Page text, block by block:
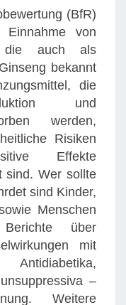
(BfR)
von
die auch als
bekannt
die
und
werden,
Risiken
Effekte
sind. Wer sollte
sind Kinder,
Menschen
Berichte über
mit
–
Weitere